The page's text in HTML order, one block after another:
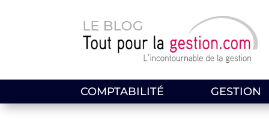
COMPTABILITÉ GESTION